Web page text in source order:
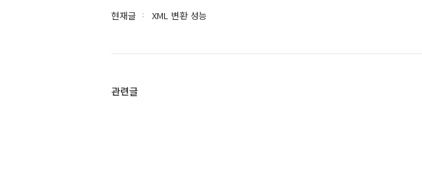
현재글 XML 변환 성능
관련글